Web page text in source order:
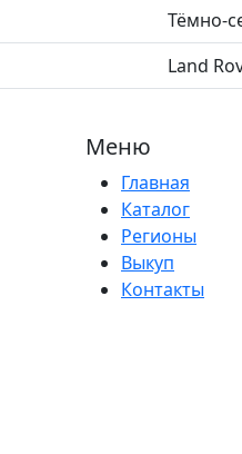
Тёмно-
Land
Меню
Главная
Каталог
Регионы
Выкуп
Контакты